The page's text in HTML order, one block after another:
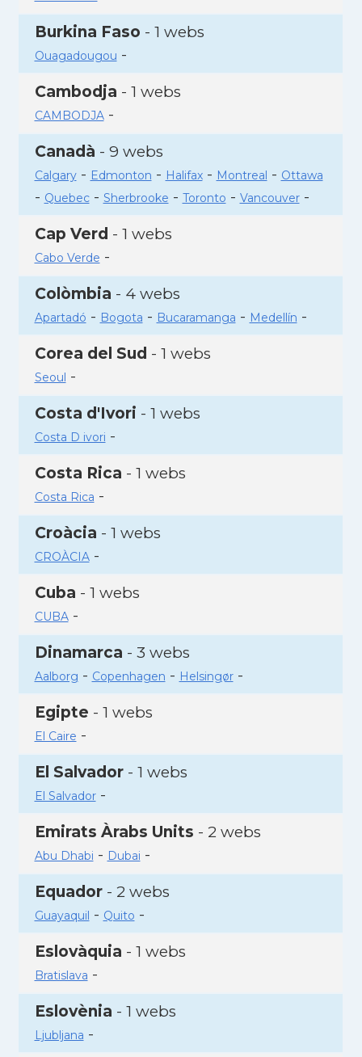
Burkina Faso - 1 webs
Ouagadougou -
Cambodja - 1 webs
CAMBODJA-
Canadà - 9 webs
Calgary- Edmonton - Halifax- Montreal - Ottawa
- Quebec- Sherbrooke - Toronto - Vancouver-
Cap Verd - 1 webs
Cabo Verde -
Colòmbia - 4 webs
Apartadó - Bogota - Bucaramanga - Medellín -
Corea del Sud - 1 webs
Seoul -
Costa d'Ivori - 1 webs
Costa D ivori -
Costa Rica - 1 webs
Costa Rica -
Croàcia - 1 webs
CROÀCIA-
Cuba - 1 webs
CUBA-
Dinamarca - 3 webs
Aalborg - Copenhagen - Helsingør-
Egipte - 1 webs
El Caire -
El Salvador- 1 webs
El Salvador-
Emirats Àrabs Units - 2 webs
Abu Dhabi - Dubai -
Equador- 2 webs
Guayaquil - Quito -
Eslovàquia - 1 webs
Bratislava -
Eslovènia - 1 webs
Ljubljana -